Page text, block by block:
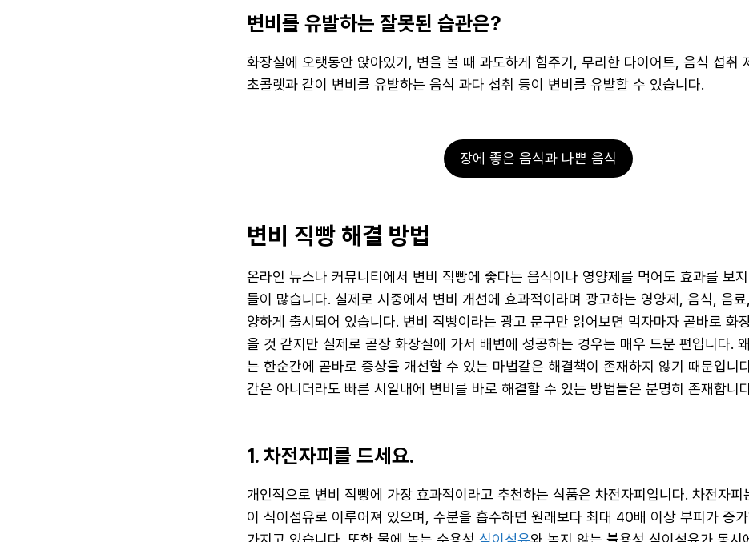
변비를 유발하는 잘못된 습관은?
화장실에 오랫동안 앉아있기, 변을 볼 때 과도하게 힘주기, 무리한 다이어트, 음식 섭취
초콜렛과 같이 변비를 유발하는 음식 과다 섭취 등이 변비를 유발할 수 있습니다.
장에 좋은 음식과 나쁜 음식
변비 직빵 해결 방법
온라인 뉴스나 커뮤니티에서 변비 직빵에 좋다는 음식이나 영양제를 먹어도 효과를 보
들이 많습니다. 실제로 시중에서 변비 개선에 효과적이라며 광고하는 영양제, 음식, 음
양하게 출시되어 있습니다. 변비 직빵이라는 광고 문구만 읽어보면 먹자마자 곧바로 화
을 것 같지만 실제로 곧장 화장실에 가서 배변에 성공하는 경우는 매우 드문 편입니다.
는 한순간에 곧바로 증상을 개선할 수 있는 마법같은 해결책이 존재하지 않기 때문입니
간은 아니더라도 빠른 시일내에 변비를 바로 해결할 수 있는 방법들은 분명히 존재합니
1. 차전자피를 드세요.
개인적으로 변비 직빵에 가장 효과적이라고 추천하는 식품은 차전자피입니다. 차전자
이 식이섬유로 이루어져 있으며, 수분을 흡수하면 원래보다 최대 40배 이상 부피가 증